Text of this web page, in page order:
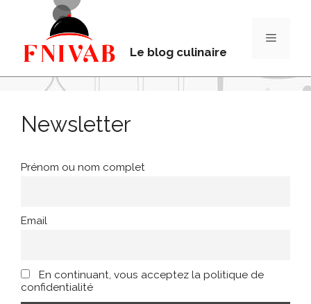
Le blog culinaire
Newsletter
Prénom ou nom complet
Email
En continuant, vous acceptez la politique de
confidentialité